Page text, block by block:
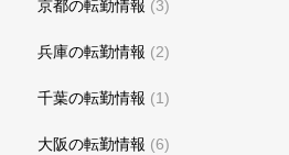
京都の転勤情報 (3)
兵庫の転勤情報 (2)
千葉の転勤情報 (1)
大阪の転勤情報 (6)